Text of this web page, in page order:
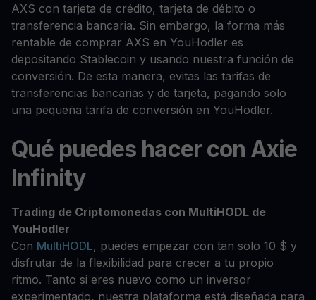
AXS con tarjeta de crédito, tarjeta de débito o
transferencia bancaria. Sin embargo, la forma más
rentable de comprar AXS en YouHodler es
depositando Stablecoin y usando nuestra función de
conversión. De esta manera, evitas las tarifas de
transferencias bancarias y de tarjeta, pagando solo
una pequeña tarifa de conversión en YouHodler.
Qué puedes hacer con Axie
Infinity
Trading de Criptomonedas con MultiHODL de
YouHodler
Con MultiHODL, puedes empezar con tan solo 10 $ y
disfrutar de la flexibilidad para crecer a tu propio
ritmo. Tanto si eres nuevo como un inversor
experimentado, nuestra plataforma está diseñada para